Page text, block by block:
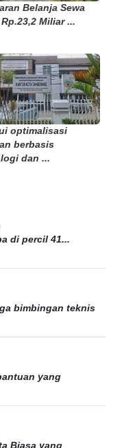
Belanja Sewa
Miliar ...
optimalisasi
berbasis
dan ...
di percil 41...
bimbingan teknis
yang
Biasa yang